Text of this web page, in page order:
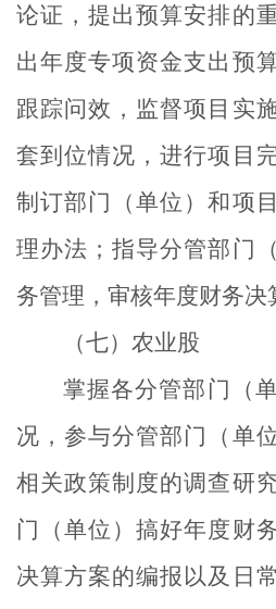
论证，提出预算安排的
出年度专项资金支出预
跟踪问效，监督项目实
套到位情况，进行项目
制订部门（单位）和项
理办法；指导分管部门
务管理，审核年度财务决
（七）农业股
掌握各分管部门（
况，参与分管部门（单
相关政策制度的调查研
门（单位）搞好年度财
决算方案的编报以及日